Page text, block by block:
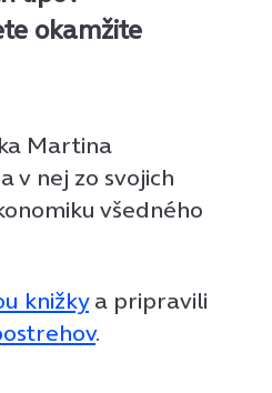
okamžite
Martina
v nej zo svojich
všedného
knižkya pripravili
.